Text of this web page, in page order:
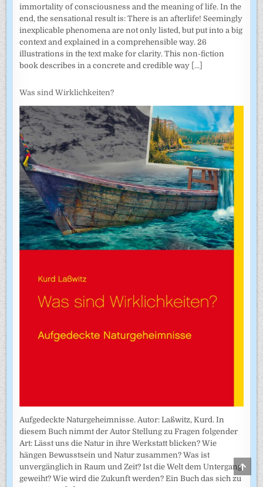
immortality of consciousness and the meaning of life. In the
end, the sensational result is: There is an afterlife! Seemingly
inexplicable phenomena are not only listed, but put into a big
context and explained in a comprehensible way. 26
illustrations in the text make for clarity. This non-fiction
book describes in a concrete and credible way [...]
Was sind Wirklichkeiten?
Aufgedeckte Naturgeheimnisse. Autor: Laßwitz, Kurd. In
diesem Buch nimmt der Autor Stellung zu Fragen folgender
Art: Lässt uns die Natur in ihre Werkstatt blicken? Wie
hängen Bewusstsein und Natur zusammen? Was ist
unvergänglich in Raum und Zeit? Ist die Welt dem Untergang
geweiht? Wie wird die Zukunft werden? Ein Buch das sich zu TO
TOP